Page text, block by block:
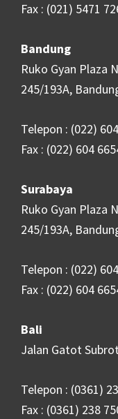
Fax : (021) 5471
Bandung
Ruko Gyan Plaza
245/193A,
Telepon : (022)
Fax : (022) 604
Surabaya
Ruko Gyan Plaza
245/193A,
Telepon : (022)
Fax : (022) 604
Bali
Jalan Gatot
Telepon : (0361)
Fax : (0361) 238